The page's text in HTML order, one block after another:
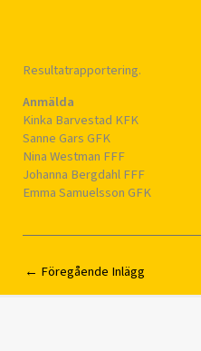
Resultatrapportering.
Anmälda
Kinka Barvestad KFK
Sanne Gars GFK
Nina Westman FFF
Johanna Bergdahl FFF
Emma Samuelsson GFK
← Föregående Inlägg